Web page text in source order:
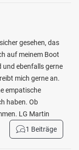
gesehen, das
auf meinem Boot
und ebenfalls gerne
mich gerne an.
empatische
haben. Ob
LG Martin
1 Beiträge